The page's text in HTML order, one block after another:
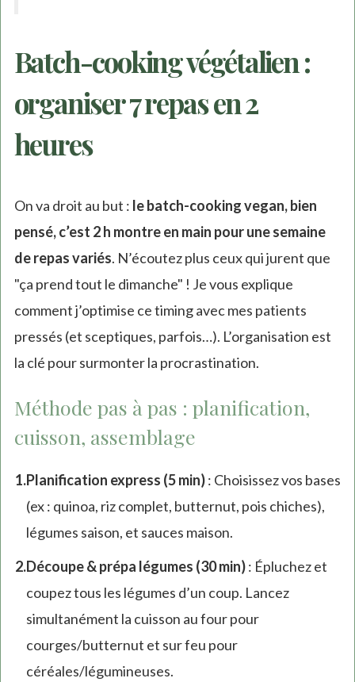
Batch-cooking végétalien :
organiser 7 repas en 2
heures
On va droit au but : le batch-cooking vegan, bien
pensé, c’est 2 h montre en main pour une semaine
de repas variés. N’écoutez plus ceux qui jurent que
"ça prend tout le dimanche" ! Je vous explique
comment j’optimise ce timing avec mes patients
pressés (et sceptiques, parfois…). L’organisation est
la clé pour surmonter la procrastination.
Méthode pas à pas : planification,
cuisson, assemblage
Planification express (5 min): Choisissez vos bases
(ex : quinoa, riz complet, butternut, pois chiches),
légumes saison, et sauces maison.
Découpe & prépa légumes (30 min): Épluchez et
coupez tous les légumes d’un coup. Lancez
simultanément la cuisson au four pour
courges/butternut et sur feu pour
céréales/légumineuses.